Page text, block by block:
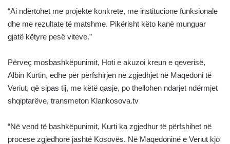
“Ai ndërtohet me projekte konkrete, me institucione funksionale
dhe me rezultate të matshme. Pikërisht këto kanë munguar
gjatë këtyre pesë viteve.”
Përveç mosbashkëpunimit, Hoti e akuzoi kreun e qeverisë,
Albin Kurtin, edhe për përfshirjen në zgjedhjet në Maqedoni të
Veriut, që sipas tij, me këtë qasje, po thellohen ndarjet ndërmjet
shqiptarëve, transmeton Klankosova.tv
“Në vend të bashkëpunimit, Kurti ka zgjedhur të përfshihet në
procese zgjedhore jashtë Kosovës. Në Maqedoninë e Veriut kjo